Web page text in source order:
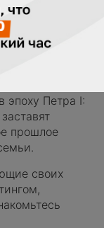
продать
забыть
другие
эпоху Петра I:
прошлое
своих